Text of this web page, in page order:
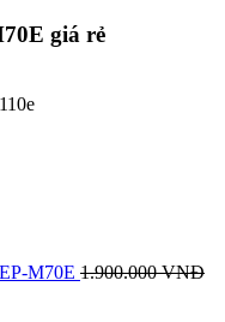
giá rẻ
M70E 1.900.000VNĐ